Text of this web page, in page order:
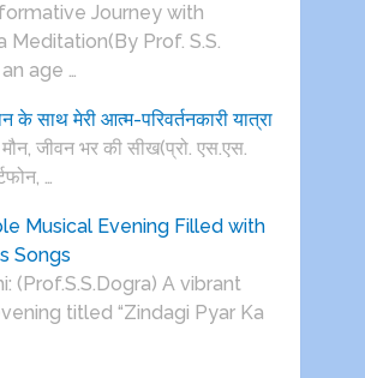
Journey with
Meditation(By Prof. S.S.
age …
के साथ मेरी आत्म-परिवर्तनकारी यात्रा
जीवन भर की सीख(प्रो. एस.एस.
…
Musical Evening Filled with
Songs
(Prof.S.S.Dogra) A vibrant
titled “Zindagi Pyar Ka